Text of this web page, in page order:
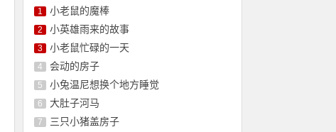
1 小老鼠的魔棒
2 小英雄雨来的故事
3 小老鼠忙碌的一天
4 会动的房子
5 小兔温尼想换个地方睡觉
6 大肚子河马
7 三只小猪盖房子